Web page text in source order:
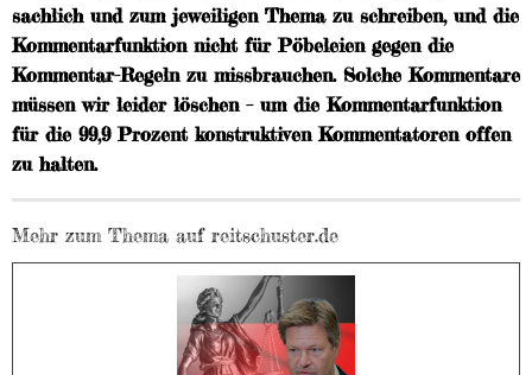
sachlich und zum jeweiligen Thema zu schreiben, und die
Kommentarfunktion nicht für Pöbeleien gegen die
Kommentar-Regeln zu missbrauchen. Solche Kommentare
müssen wir leider löschen – um die Kommentarfunktion
für die 99,9 Prozent konstruktiven Kommentatoren offen
zu halten.
Mehr zum Thema auf reitschuster.de